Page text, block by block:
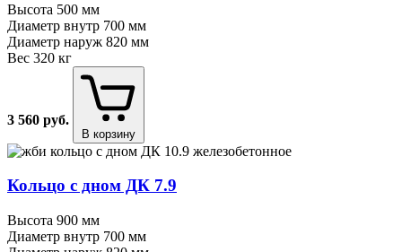
Высота 500 мм
Диаметр внутр 700 мм
Диаметр наруж 820 мм
Вес 320 кг
3 560 руб.
В корзину
Кольцо с дном ДК 7.9
Высота 900 мм
Диаметр внутр 700 мм